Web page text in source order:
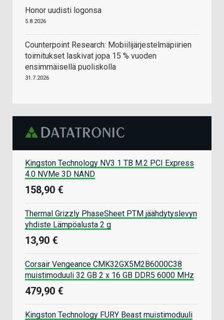
Honor uudisti logonsa
5.8.2026
Counterpoint Research: Mobiilijärjestelmäpiirien
toimitukset laskivat jopa 15 % vuoden
ensimmäisellä puoliskolla
31.7.2026
Kingston Technology NV3 1 TB M.2 PCI Express
4.0 NVMe 3D NAND
158,90 €
Thermal Grizzly PhaseSheet PTM jäähdytyslevyn
yhdiste Lämpöalusta 2 g
13,90 €
Corsair Vengeance CMK32GX5M2B6000C38
muistimoduuli 32 GB 2 x 16 GB DDR5 6000 MHz
479,90 €
Kingston Technology FURY Beast muistimoduuli